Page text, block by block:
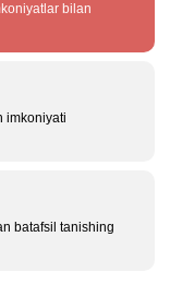
bilan
imkoniyati
batafsil tanishing